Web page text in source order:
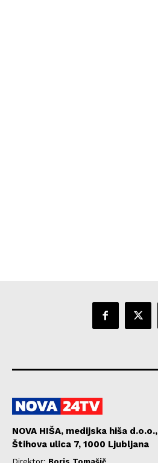
NOVA HIŠA, medijska hiša d.o.o.,
Štihova ulica 7, 1000 Ljubljana